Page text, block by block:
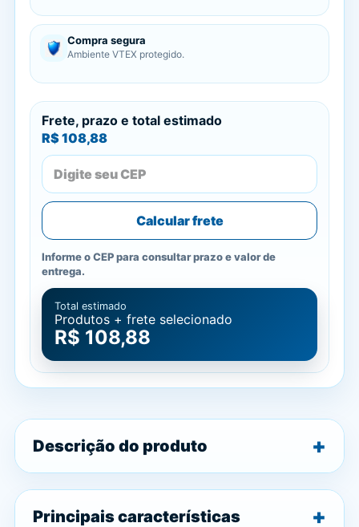
Compra segura
Ambiente VTEX protegido.
Frete, prazo e total estimado
R$ 108,88
Calcular frete
Informe o CEP para consultar prazo e valor de
entrega.
Total estimado
Produtos + frete selecionado
R$ 108,88
Descrição do produto
Principais características